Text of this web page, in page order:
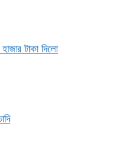
টাকা দিলো